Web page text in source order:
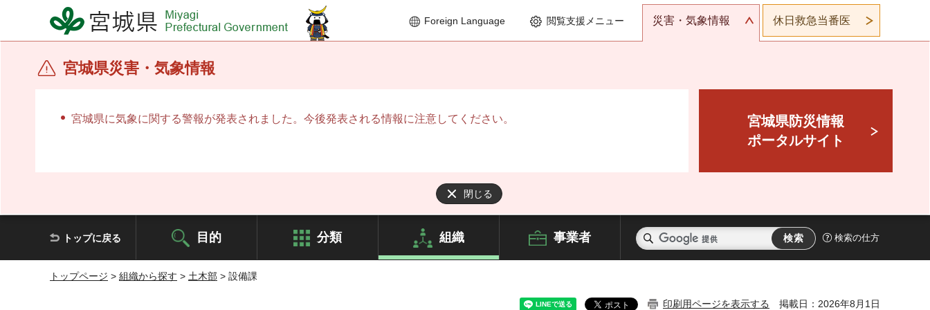
宮城県 Miyagi Prefectural Government Foreign Language 閲覧支援メニュー 災害・気象情報
宮城県災害・気象情報
宮城県に気象に関する警報が発表されました。今後発表される情報に注意してください。
宮城県防災情報
ポータルサイト
閉じる
休日救急当番医
トップに戻る 目的 分類 組織 事業者 検索の仕方
トップページ > 組織から探す > 土木部 > 設備課
印刷用ページを表示する 掲載日：2026年8月1日